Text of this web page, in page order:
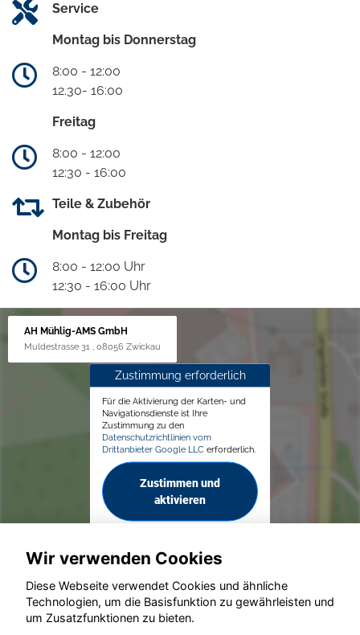
Service
Montag bis Donnerstag
8:00 - 12:00
12.30- 16:00
Freitag
8:00 - 12:00
12:30 - 16:00
Teile & Zubehör
Montag bis Freitag
8:00 - 12:00 Uhr
12:30 - 16:00 Uhr
AH Mühlig-AMS GmbH
Muldestrasse 31 , 08056 Zwickau
Zustimmung erforderlich
Für die Aktivierung der Karten- und
Navigationsdienste ist Ihre
Zustimmung zu den
Datenschutzrichtlinien vom
Drittanbieter Google LLC erforderlich.
Zustimmen und
aktivieren
© konjunkturmotor.de GmbH 2020 - 2026
Wir verwenden Cookies
Diese Webseite verwendet Cookies und ähnliche
Technologien, um die Basisfunktion zu gewährleisten und
um Zusatzfunktionen zu bieten.